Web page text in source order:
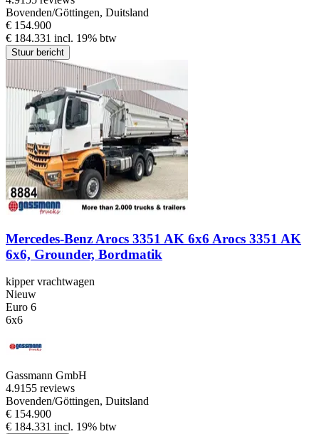
Bovenden/Göttingen, Duitsland
€ 154.900
€ 184.331 incl. 19% btw
Stuur bericht
Mercedes-Benz Arocs 3351 AK 6x6 Arocs 3351 AK
6x6, Grounder, Bordmatik
kipper vrachtwagen
Nieuw
Euro 6
6x6
Gassmann GmbH
4.9155 reviews
Bovenden/Göttingen, Duitsland
€ 154.900
€ 184.331 incl. 19% btw